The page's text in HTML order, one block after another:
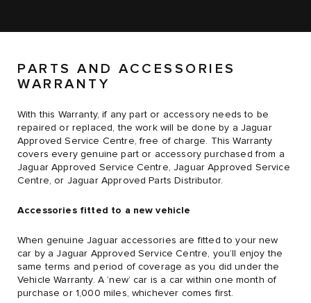
PARTS AND ACCESSORIES
WARRANTY
With this Warranty, if any part or accessory needs to be
repaired or replaced, the work will be done by a Jaguar
Approved Service Centre, free of charge. This Warranty
covers every genuine part or accessory purchased from a
Jaguar Approved Service Centre, Jaguar Approved Service
Centre, or Jaguar Approved Parts Distributor.
Accessories fitted to a new vehicle
When genuine Jaguar accessories are fitted to your new
car by a Jaguar Approved Service Centre, you’ll enjoy the
same terms and period of coverage as you did under the
Vehicle Warranty. A ‘new’ car is a car within one month of
purchase or 1,000 miles, whichever comes first.